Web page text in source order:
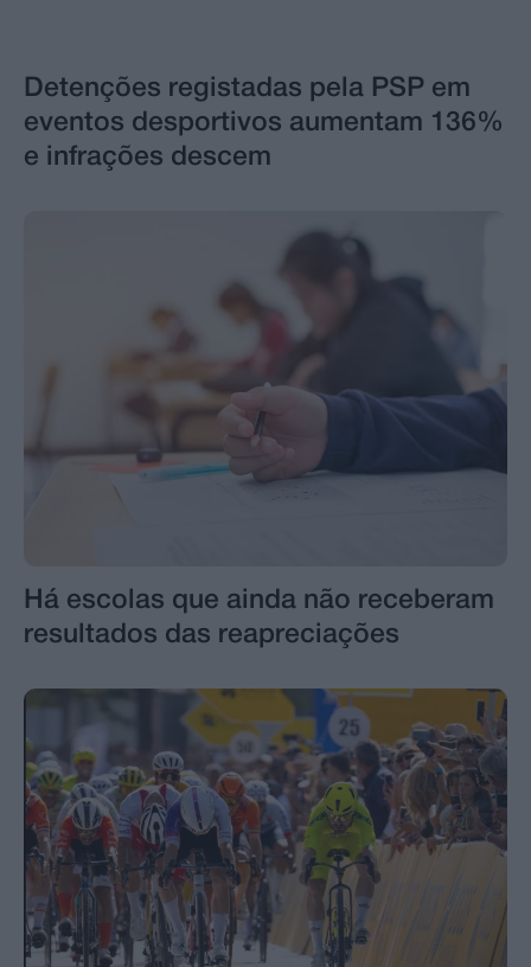
Detenções registadas pela PSP em
eventos desportivos aumentam 136%
e infrações descem
Há escolas que ainda não receberam
resultados das reapreciações